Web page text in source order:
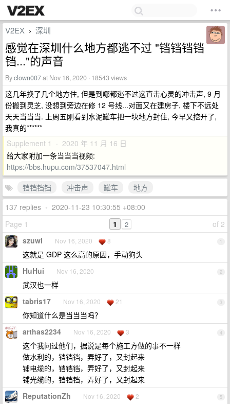
V2EX › 深圳
感觉在深圳什么地方都逃不过 "铛铛铛铛
铛..."的声音
Byclown007at Nov 16, 2020 · 18543 views
这几年换了几个地方住, 但是到哪都逃不过这直击心灵的冲击声, 9 月
份搬到灵芝, 没想到旁边在修 12 号线...对面又在建房子, 楼下不远处
天天当当当. 上周五刚看到水泥罐车把一块地方封住, 今早又挖开了,
我真的******
Supplement 1 · 2020 年 11 月 16 日
给大家附加一条当当当视频:
https://bbs.hupu.com/37537047.html
铛铛铛铛
冲击声 罐车
地方
137 replies • 2020-11-23 10:30:55 +08:00
Page 1
of 2
1 2
1
szuwl Nov 16, 2020 8
这就是 GDP 这么高的原因，手动狗头
2
HuHui Nov 16, 2020
武汉也一样
3
tabris17 Nov 16, 2020 21
你知道什么是当当当吗？
4
arthas2234 Nov 16, 2020 3
这个我问过他们，据说是每个施工方做的事不一样
做水利的，铛铛铛，弄好了，又封起来
铺电缆的，铛铛铛，弄好了，又封起来
铺光缆的，铛铛铛，弄好了，又封起来
5
ReputationZh Nov 16, 2020 2